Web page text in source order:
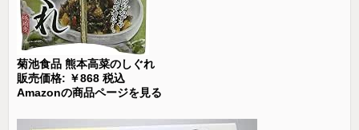
菊池食品 熊本高菜のしぐれ
販売価格: ￥868 税込
Amazonの商品ページを見る